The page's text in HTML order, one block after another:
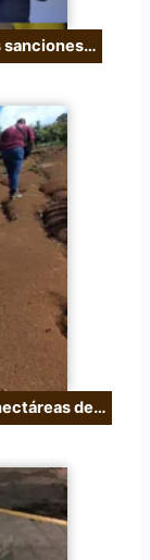
sanciones…
de…